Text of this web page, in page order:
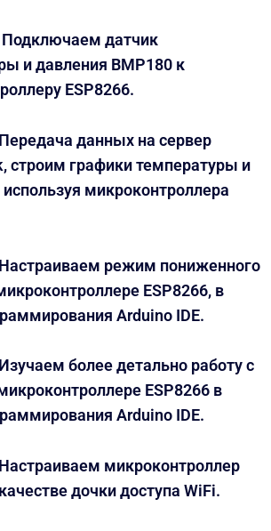
датчик
и давления BMP180 к
ESP8266.
данных на сервер
строим графики температуры и
микроконтроллера
режим пониженного
ESP8266, в
Arduino IDE.
более детально работу с
ESP8266 в
Arduino IDE.
микроконтроллер
дочки доступа WiFi.